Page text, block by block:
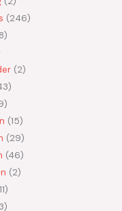
246
2
15
29
46
2